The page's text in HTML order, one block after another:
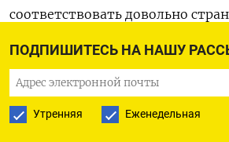
ПОДПИШИТЕСЬ НА НАШУ
Утренняя Еженедельная
соответствовать довольно
докладчика по российским
силам — Эрика Кросса)?
Но сам непрозрачный дизайн